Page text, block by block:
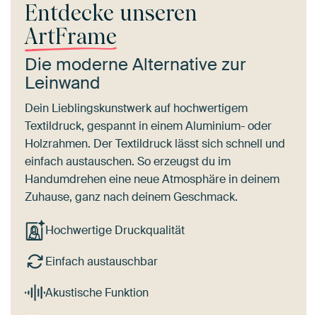
Entdecke unseren
ArtFrame
Die moderne Alternative zur
Leinwand
Dein Lieblingskunstwerk auf hochwertigem
Textildruck, gespannt in einem Aluminium- oder
Holzrahmen. Der Textildruck lässt sich schnell und
einfach austauschen. So erzeugst du im
Handumdrehen eine neue Atmosphäre in deinem
Zuhause, ganz nach deinem Geschmack.
Hochwertige Druckqualität
Einfach austauschbar
Akustische Funktion